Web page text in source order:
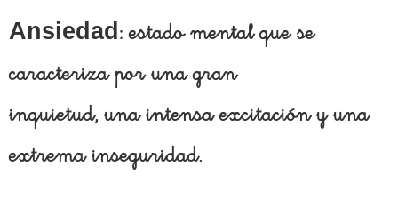
Ansiedad : estado mental que se
caracteriza por una gran
inquietud, una intensa excitación y una
extrema inseguridad.